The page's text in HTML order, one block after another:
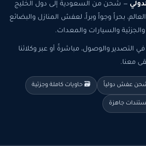
— شحن من السعودية إلى دول الخليج
بحراً وجواً وبراً، لعفش المنازل والبضائع
والجزئية والسيارات والمعدات.
في التصدير والوصول، مباشرةً أو عبر وكلائنا
معنا.
عفش دولياً 🗃️ حاويات كاملة وجزئية
جاهزة